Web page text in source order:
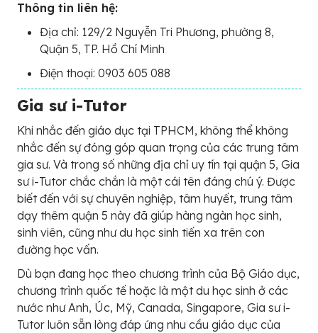
Thông tin liên hệ:
Địa chỉ: 129/2 Nguyễn Tri Phương, phường 8,
Quận 5, TP. Hồ Chí Minh
Điện thoại: 0903 605 088
Gia sư i-Tutor
Khi nhắc đến giáo dục tại TPHCM, không thể không
nhắc đến sự đóng góp quan trọng của các trung tâm
gia sư. Và trong số những địa chỉ uy tín tại quận 5, Gia
sư i-Tutor chắc chắn là một cái tên đáng chú ý. Được
biết đến với sự chuyên nghiệp, tâm huyết, trung tâm
dạy thêm quận 5 này đã giúp hàng ngàn học sinh,
sinh viên, cũng như du học sinh tiến xa trên con
đường học vấn.
Dù bạn đang học theo chương trình của Bộ Giáo dục,
chương trình quốc tế hoặc là một du học sinh ở các
nước như Anh, Úc, Mỹ, Canada, Singapore, Gia sư i-
Tutor luôn sẵn lòng đáp ứng nhu cầu giáo dục của